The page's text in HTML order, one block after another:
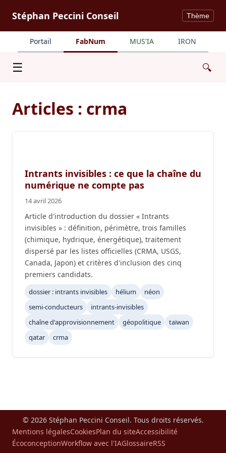
Stéphan Peccini Conseil Thème
Portail FabNum MUS'IA IRON
☰ 🔍
Articles : crma
Intrants invisibles : ce que la chaîne du
numérique ne compte pas
14 avril 2026
Article d'introduction du dossier « Intrants
invisibles » : définition, périmètre, trois familles
(chimique, hydrique, énergétique), traitement
dispersé par les listes officielles (CRMA, USGS,
Canada, Japon) et critères d'inclusion des cinq
premiers candidats.
dossier : intrants invisibles hélium
néon
semi-conducteurs
intrants-invisibles
chaîne d'approvisionnement
géopolitique
taïwan
qatar
crma
© 2026 Stéphan Peccini Conseil. Tous droits réservés.
Mentions légalesCookiesPlan du siteAccessibilité
ÉcoconceptionWorkflow avec l'IAGlossaireRSS